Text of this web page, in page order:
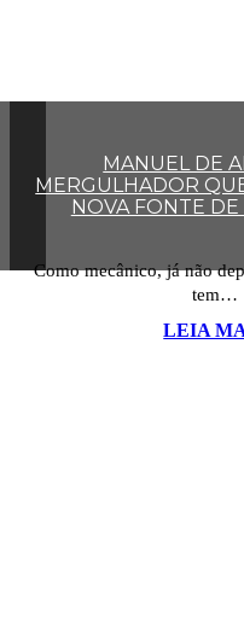
MANUEL DE
MERGULHADOR
NOVA FONTE
Como mecânico, já não
tem…
LEIA